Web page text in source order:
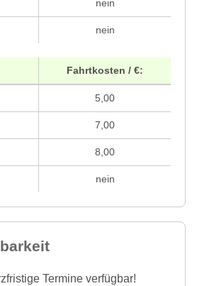
nein
nein
Fahrtkosten / €:
5,00
7,00
8,00
nein
Termine verfügbar!